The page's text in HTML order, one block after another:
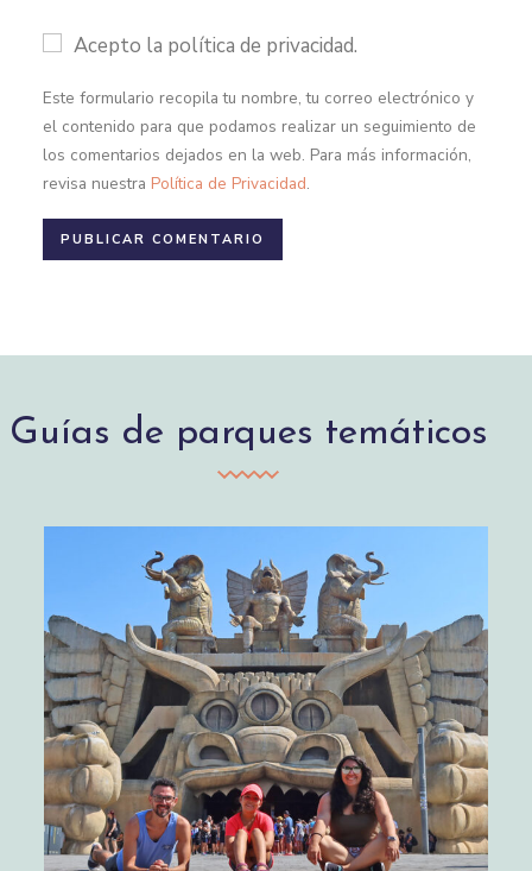
Acepto la política de privacidad.
Este formulario recopila tu nombre, tu correo electrónico y
el contenido para que podamos realizar un seguimiento de
los comentarios dejados en la web. Para más información,
revisa nuestra Política de Privacidad.
Guías de parques temáticos